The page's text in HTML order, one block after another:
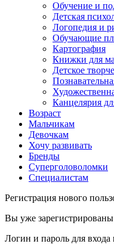
Обучение и
Детская
Логопедия и
Обучающие
Картография
Книжки для
Детское
Канцелярия
Возраст
Мальчикам
Девочкам
Хочу развивать
Бренды
Суперголоволомки
Специалистам
Регистрация нового
Вы уже
Логин и пароль для входа